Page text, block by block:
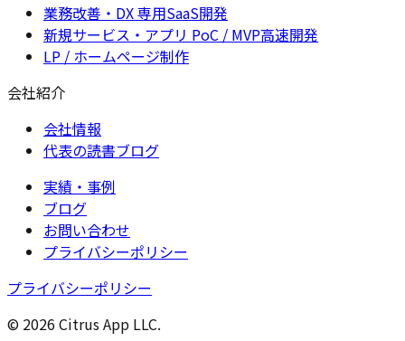
業務改善・DX 専用SaaS開発
新規サービス・アプリ PoC / MVP高速開発
LP / ホームページ制作
会社紹介
会社情報
代表の読書ブログ
実績・事例
ブログ
お問い合わせ
プライバシーポリシー
プライバシーポリシー
© 2026 Citrus App LLC.